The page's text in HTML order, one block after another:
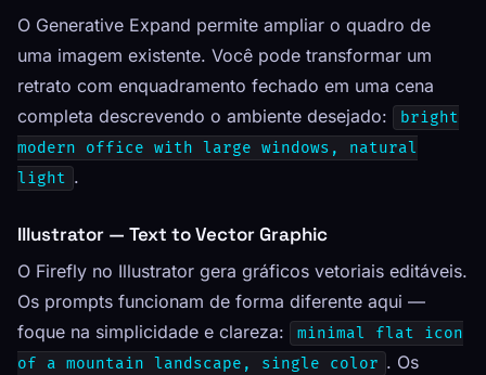
O Generative Expand permite ampliar o quadro de
uma imagem existente. Você pode transformar um
retrato com enquadramento fechado em uma cena
completa descrevendo o ambiente desejado:
bright
modern office with large windows, natural
light .
Illustrator — Text to Vector Graphic
O Firefly no Illustrator gera gráficos vetoriais editáveis.
Os prompts funcionam de forma diferente aqui —
foque na simplicidade e clareza:
minimal flat icon
of a mountain landscape, single color . Os